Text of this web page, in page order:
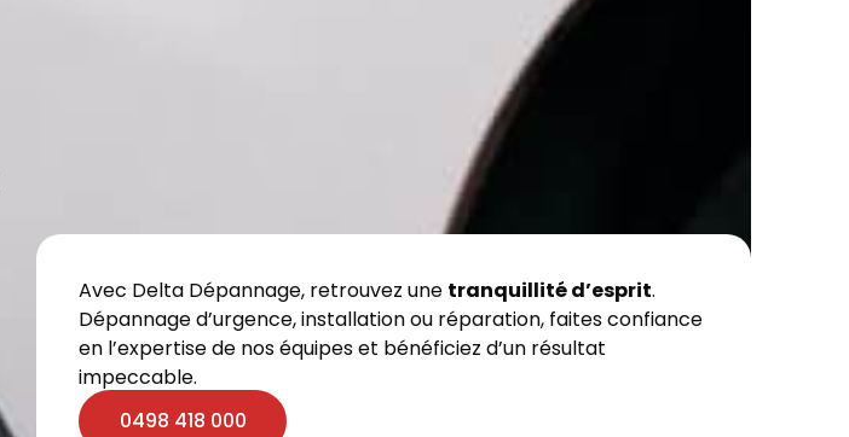
Avec Delta Dépannage, retrouvez une tranquillité d’esprit.
Dépannage d’urgence, installation ou réparation, faites confiance
en l’expertise de nos équipes et bénéficiez d’un résultat
impeccable.
0498 418 000